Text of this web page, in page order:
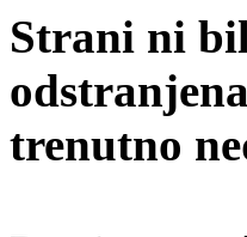
Strani ni
trenutno